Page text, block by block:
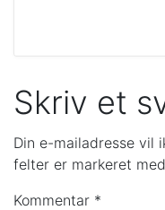
Skriv et
Din e-mailadresse vil
felter er markeret med
Kommentar *